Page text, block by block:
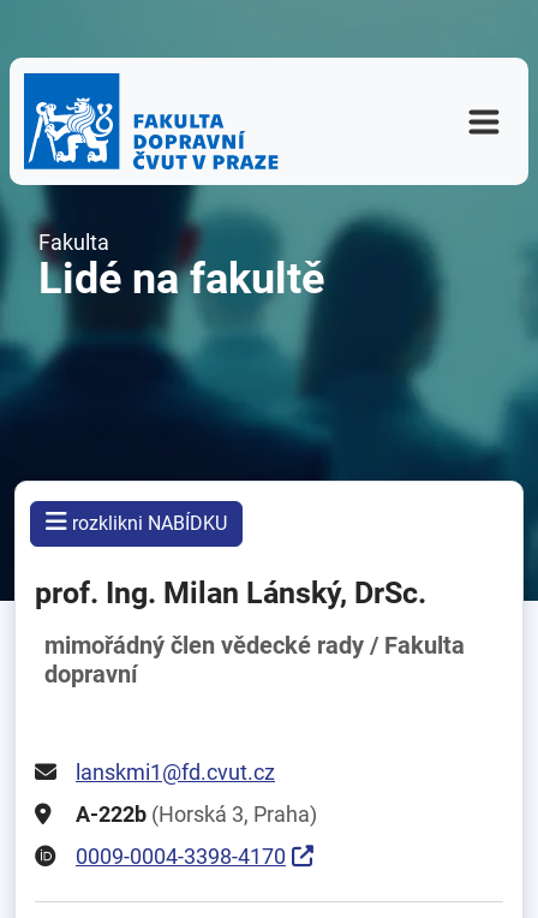
Fakulta
Lidé na fakultě
rozklikni NABÍDKU
prof. Ing. Milan Lánský, DrSc.
mimořádný člen vědecké rady / Fakulta
dopravní
lanskmi1@fd.cvut.cz
A-222b (Horská 3, Praha)
0009-0004-3398-4170